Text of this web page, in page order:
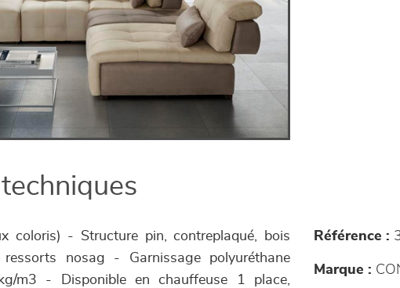
coloris) - Structure pin, contreplaqué, bois
nosag - Garnissage polyuréthane
m3 - Disponible en chauffeuse 1 place,
Référence :
Marque :